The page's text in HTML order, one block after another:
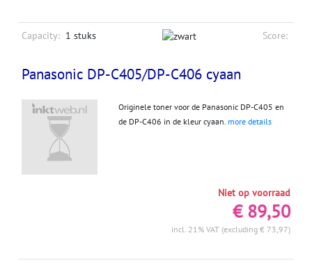
Capacity: 1 stuks Score:
Panasonic DP-C405/DP-C406 cyaan
Originele toner voor de Panasonic DP-C405 en
de DP-C406 in de kleur cyaan. more details
Niet op voorraad
€ 89,50
incl. 21% VAT (excluding € 73,97)